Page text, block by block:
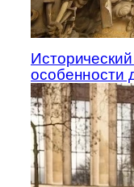
особенности